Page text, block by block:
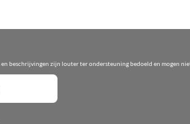
beschrijvingen zijn louter ter ondersteuning bedoeld en mogen